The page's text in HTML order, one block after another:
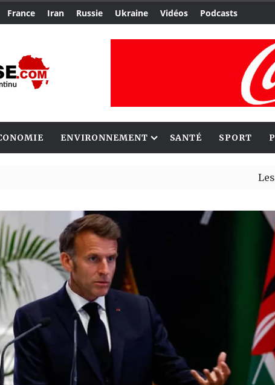
France Iran Russie Ukraine Vidéos Podcasts
ENVIRONNEMENT SANTÉ SPORT
Les jeunes